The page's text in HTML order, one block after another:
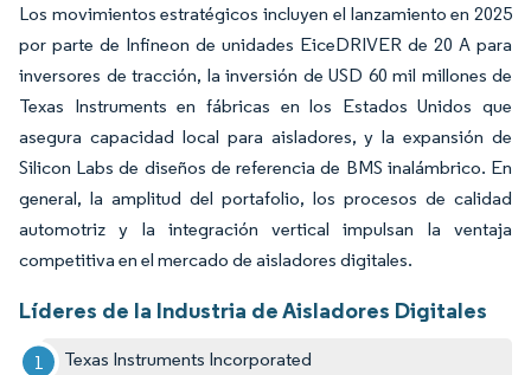
Los movimientos estratégicos incluyen el lanzamiento en 2025
por parte de Infineon de unidades EiceDRIVER de 20 A para
inversores de tracción, la inversión de USD 60 mil millones de
Texas Instruments en fábricas en los Estados Unidos que
asegura capacidad local para aisladores, y la expansión de
Silicon Labs de diseños de referencia de BMS inalámbrico. En
general, la amplitud del portafolio, los procesos de calidad
automotriz y la integración vertical impulsan la ventaja
competitiva en el mercado de aisladores digitales.
Líderes de la Industria de Aisladores Digitales
Texas Instruments Incorporated